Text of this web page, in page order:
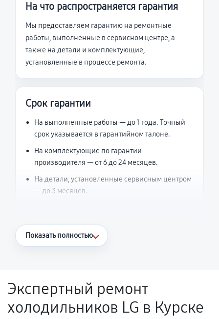
На что распространяется гарантия
Мы предоставляем гарантию на ремонтные
работы, выполненные в сервисном центре, а
также на детали и комплектующие,
установленные в процессе ремонта.
Срок гарантии
На выполненные работы — до 1 года. Точный
срок указывается в гарантийном талоне.
На комплектующие по гарантии
производителя — от 6 до 24 месяцев.
На детали, установленные сервисным центром
— до 3 месяцев.
Что считается гарантийным случаем
Поломка установленной детали при
нормальной эксплуатации в течение
гарантийного срока.
Показать полностью
Экспертный ремонт
холодильников LG в Курске